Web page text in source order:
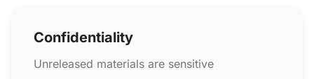
Confidentiality
Unreleased materials are sensitive